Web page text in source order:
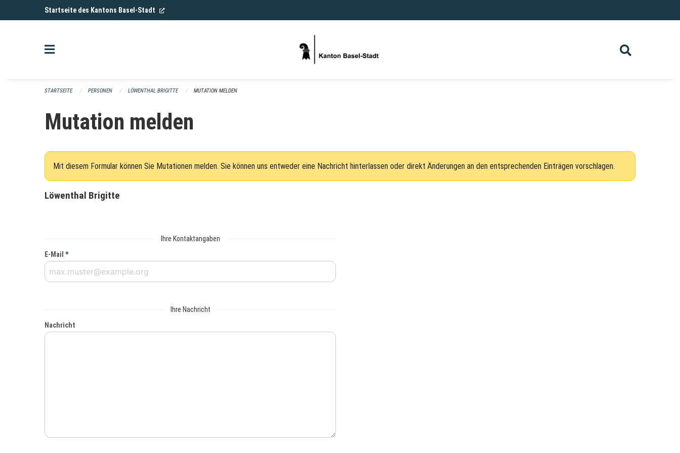
Navigation überspringenStartseite des Kantons Basel-Stadt (External Link)
STARTSEITE PERSONEN LÖWENTHAL BRIGITTE MUTATION MELDEN
Mutation melden
Mit diesem Formular können Sie Mutationen melden. Sie können uns entweder eine Nachricht hinterlassen oder direkt Änderungen an den entsprechenden Einträgen vorschlagen.
Löwenthal Brigitte
Ihre Kontaktangaben
E-Mail *
Ihre Nachricht
Nachricht